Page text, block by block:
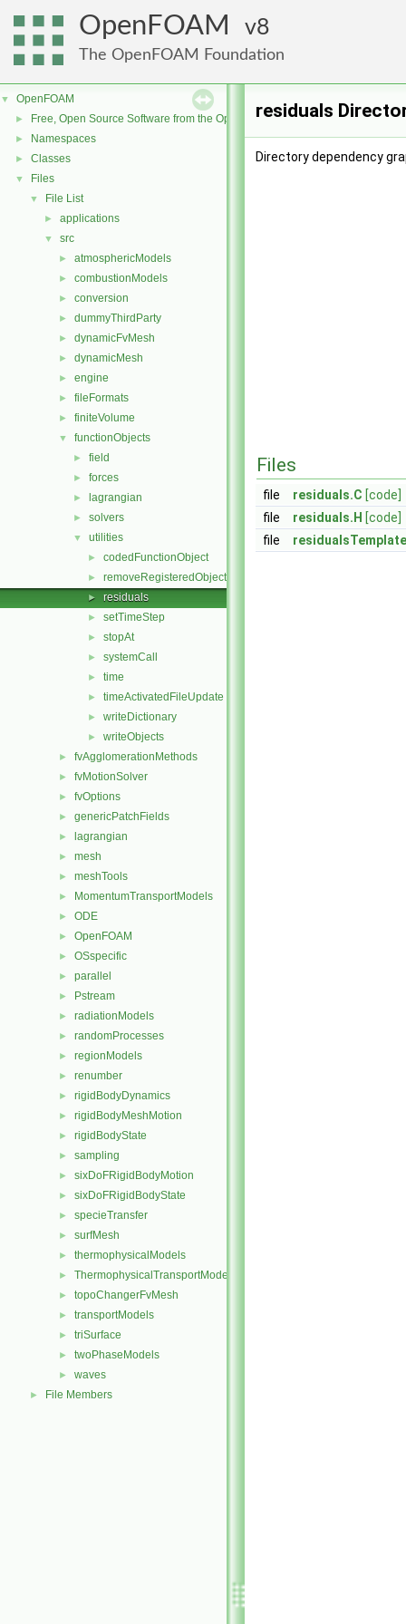
OpenFOAM 8
The OpenFOAM Foundation
▼ OpenFOAM
► Free, Open Source Software from the OpenFOAM Foundation
► Namespaces
► Classes
▼ Files
▼ File List
► applications
▼ src
► atmosphericModels
► combustionModels
► conversion
► dummyThirdParty
► dynamicFvMesh
► dynamicMesh
► engine
► fileFormats
► finiteVolume
▼ functionObjects
► field
► forces
► lagrangian
► solvers
▼ utilities
► codedFunctionObject
► removeRegisteredObject
► residuals
► setTimeStep
► stopAt
► systemCall
► time
► timeActivatedFileUpdate
► writeDictionary
► writeObjects
► fvAgglomerationMethods
► fvMotionSolver
► fvOptions
► genericPatchFields
► lagrangian
► mesh
► meshTools
► MomentumTransportModels
► ODE
► OpenFOAM
► OSspecific
► parallel
► Pstream
► radiationModels
► randomProcesses
► regionModels
► renumber
► rigidBodyDynamics
► rigidBodyMeshMotion
► rigidBodyState
► sampling
► sixDoFRigidBodyMotion
► sixDoFRigidBodyState
► specieTransfer
► surfMesh
► thermophysicalModels
► ThermophysicalTransportModels
► topoChangerFvMesh
► transportModels
► triSurface
► twoPhaseModels
► waves
► File Members
residuals
Directory dependency
Files
file residuals.C [code]
file
residuals.H [code]
file